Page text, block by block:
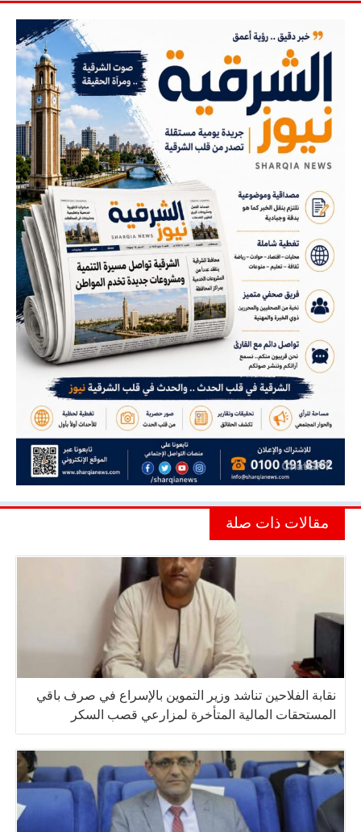
مقالات ذات صلة
نقابة الفلاحين تناشد وزير التموين بالإسراع في صرف باقي
المستحقات المالية المتأخرة لمزارعي قصب السكر